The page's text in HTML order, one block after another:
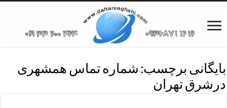
بایگانی برچسب: شماره تماس همشهری
درشرق تهران